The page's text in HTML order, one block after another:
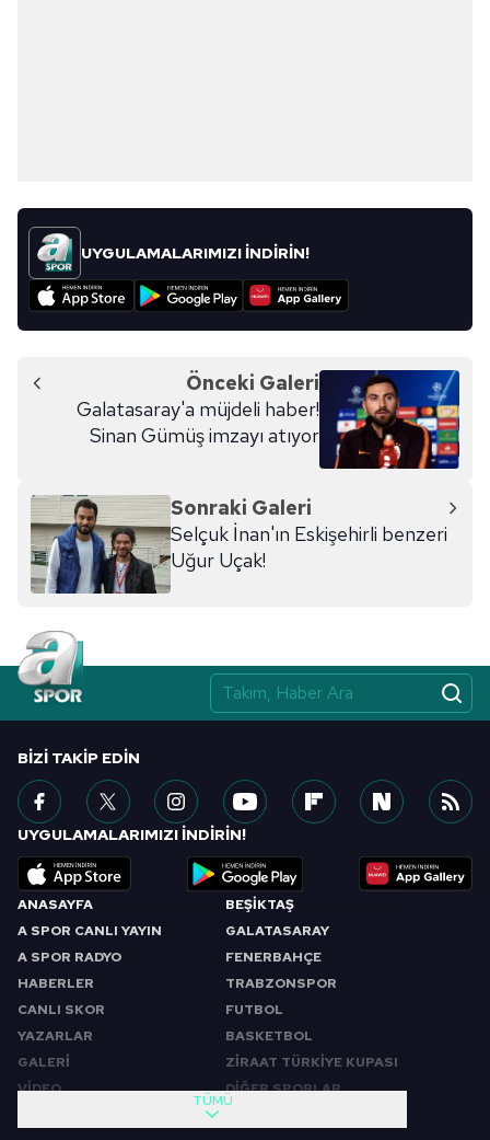
UYGULAMALARIMIZI İNDİRİN!
Önceki Galeri
Galatasaray'a müjdeli haber!
Sinan Gümüş imzayı atıyor
Sonraki Galeri
Selçuk İnan'ın Eskişehirli benzeri
Uğur Uçak!
ANASAYFA
A SPOR CANLI YAYIN
A SPOR RADYO
HABERLER
CANLI SKOR
YAZARLAR
GALERİ
VİDEO
BEŞİKTAŞ
GALATASARAY
FENERBAHÇE
TRABZONSPOR
FUTBOL
BASKETBOL
ZİRAAT TÜRKİYE KUPASI
DİĞER SPORLAR
TÜMÜ
BIZI TAKIP EDIN
UYGULAMALARIMIZI İNDİRİN!